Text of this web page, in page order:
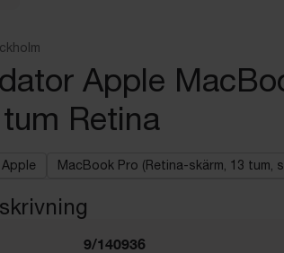
Apple
Retina
Apple MacBook Pro (Retina-skärm, 13 tum,
9/140936